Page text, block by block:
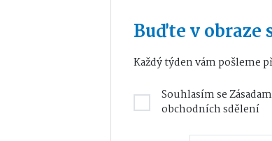
Buďte v
Každý týden vám pošleme
Souhlasím se
obchodních sdělení